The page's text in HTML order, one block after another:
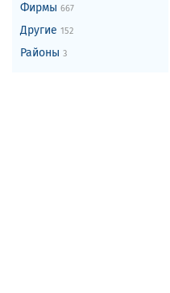
Фирмы 667
Другие 152
Районы 3